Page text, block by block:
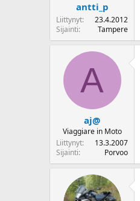
antti_p
Liittynyt
23.4.2012
Sijainti
Tampere
A
aj@
Viaggiare in Moto
Liittynyt
13.3.2007
Sijainti
Porvoo